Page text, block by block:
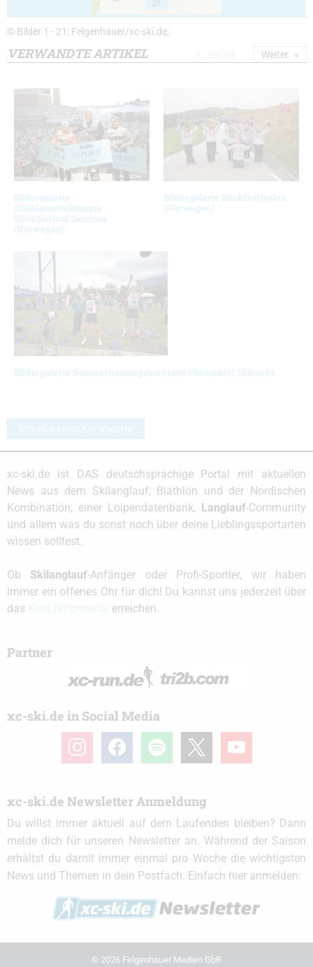
21
© Bilder 1 - 21: Felgenhauer/xc-ski.de;
VERWANDTE ARTIKEL
Bildergalerie
Biathlonwettkämpfe
Blinkfestival Sandnes
(Norwegen)
Bildergalerie Blinkfestivalen
(Norwegen)
Bildergalerie Sommerleistungskontrolle Oberstdorf Skirocks
Weiter
Schreibe einen Kommentar
xc-ski.de ist DAS deutschsprachige Portal mit aktuellen
News aus dem Skilanglauf, Biathlon und der Nordischen
Kombination, einer Loipendatenbank, Langlauf-Community
und allem was du sonst noch über deine Lieblingssportarten
wissen solltest.
Ob Skilanglauf-Anfänger oder Profi-Sportler, wir haben
immer ein offenes Ohr für dich! Du kannst uns jederzeit über
das
erreichen.
Partner
xc-ski.de in Social Media
instagramfacebook spotify youtube
xc-ski.de Newsletter Anmeldung
Du willst immer aktuell auf dem Laufenden bleiben? Dann
melde dich für unseren Newsletter an. Während der Saison
erhältst du damit immer einmal pro Woche die wichtigsten
News und Themen in dein Postfach. Einfach hier anmelden:
© 2026 Felgenhauer Medien GbR